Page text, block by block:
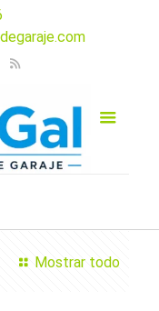
Mostrar todo